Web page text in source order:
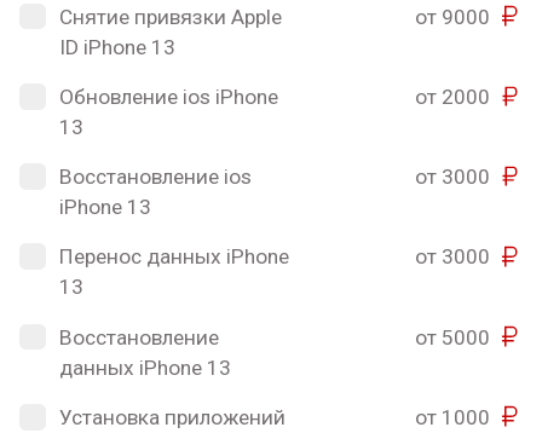
Снятие привязки Apple
ID iPhone 13
от 9000
Обновление ios iPhone
13
от 2000
Восстановление ios
iPhone 13
от 3000
Перенос данных iPhone
13
от 3000
Восстановление
данных iPhone 13
от 5000
Установка приложений
от 1000